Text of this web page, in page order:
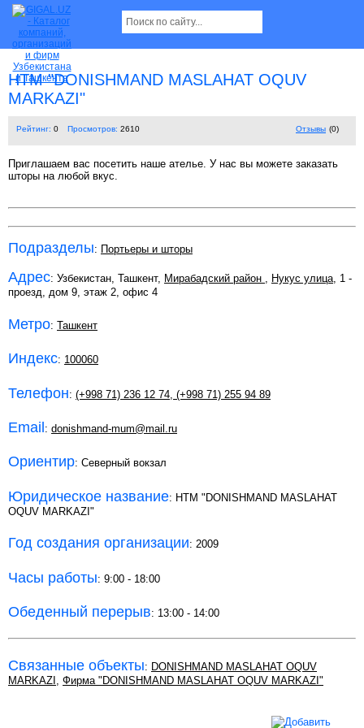
НТМ "DONISHMAND MASLAHAT OQUV
MARKAZI"
Рейтинг: 0 Просмотров: 2610 Отзывы (0)
Приглашаем вас посетить наше ателье. У нас вы можете заказать
шторы на любой вкус.
Подразделы: Портьеры и шторы
Адрес: Узбекистан, Ташкент, Мирабадский район , Нукус улица, 1 -
проезд, дом 9, этаж 2, офис 4
Метро: Ташкент
Индекс: 100060
Телефон: (+998 71) 236 12 74 (+998 71) 255 94 89
Email : donishmand-mum@mail.ru
Ориентир: Северный вокзал
Юридическое название: НТМ "DONISHMAND MASLAHAT
OQUV MARKAZI"
Год создания организации: 2009
Часы работы: 9:00 - 18:00
Обеденный перерыв: 13:00 - 14:00
Связанные объекты: DONISHMAND MASLAHAT OQUV
MARKAZI
Фирма "DONISHMAND MASLAHAT OQUV MARKAZI"